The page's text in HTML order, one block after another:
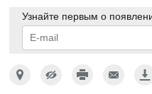
Узнайте первым о
данных